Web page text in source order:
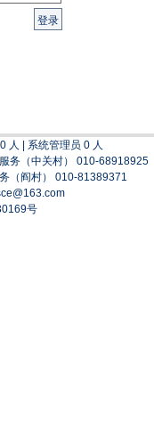
人 | 系统管理员 0 人
务（中关村） 010-68918925
（阎村） 010-81389371
号